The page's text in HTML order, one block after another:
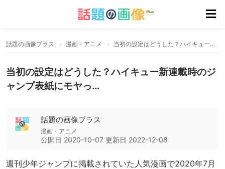
話題の画像プラス 漫画・アニメ 当初の設定はどうした？ハイキュー新連載時のジャンプ表紙にモヤっ…
当初の設定はどうした？ハイキュー新連載時のジ
ャンプ表紙にモヤっ…
話題の画像プラス
漫画・アニメ
公開日 2020-10-07 更新日 2022-12-08
週刊少年ジャンプに掲載されていた人気漫画で2020年7月